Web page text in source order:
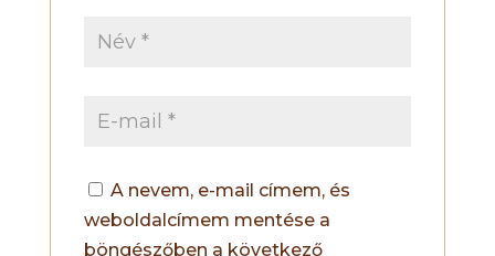
A nevem, e-mail címem, és
weboldalcímem mentése a
böngészőben a következő